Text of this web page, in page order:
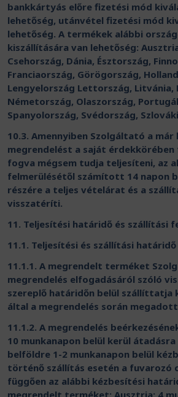
bankkártyás előre fizetési mód
lehetőség, utánvétel fizetési mód
lehetőség. A termékek alábbi
kiszállítására van lehetőség:
Csehország, Dánia, Észtország,
Franciaország, Görögország,
Lengyelország Lettország, Litvánia,
Németország, Olaszország,
Spanyolország, Svédország,
10.3. Amennyiben Szolgáltató a
megrendelést a saját
fogva mégsem tudja teljesíteni, az
felmerülésétől számított 14 napon
részére a teljes vételárat és a
visszatéríti.
11. Teljesítési határidő és szállítási
11.1. Teljesítési és szállítási határidő
11.1.1. A megrendelt terméket
megrendelés elfogadásáról szóló
szereplő határidőn belül szállíttatja
által a megrendelés során
11.1.2. A megrendelés
10 munkanapon belül kerül
belföldre 1-2 munkanapon belül
történő szállítás esetén a fuvarozó
függően az alábbi kézbesítési
megrendelt terméket: Ausztria: 4